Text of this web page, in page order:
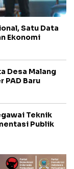
Satu Data
Ekonomi
Desa Malang
PAD Baru
Teknik
Publik